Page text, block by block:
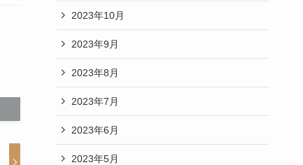
2023年10月
2023年9月
2023年8月
2023年7月
2023年6月
2023年5月